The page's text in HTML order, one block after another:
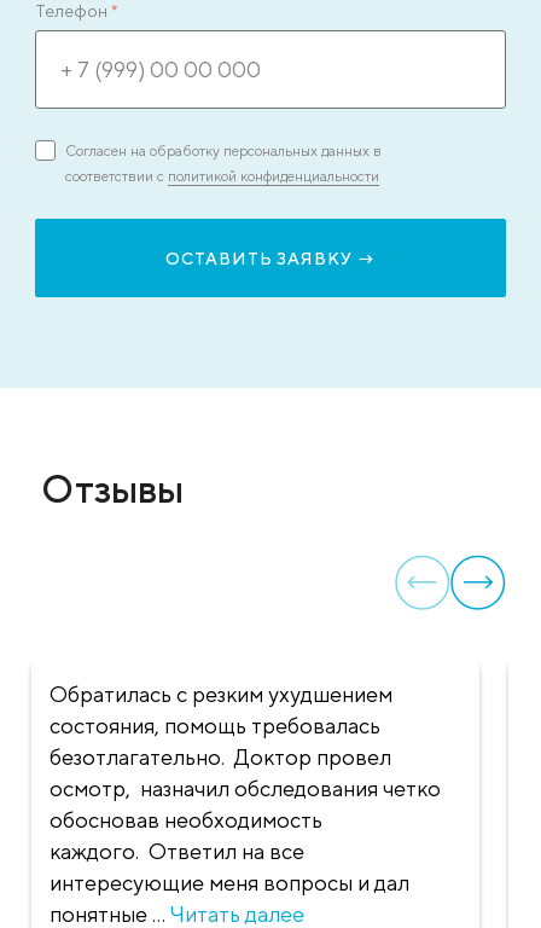
Телефон *
Согласен на обработку персональных данных в
соответствии с политикой конфиденциальности
Отзывы
Обратилась с резким ухудшением
состояния, помощь требовалась
безотлагательно. Доктор провел
осмотр, назначил обследования четко
обосновав необходимость
каждого. Ответил на все
интересующие меня вопросы и дал
понятные ... Читать далее